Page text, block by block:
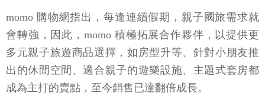
momo 購物網指出，每逢連續假期，親子國旅需求就
會轉強，因此，momo 積極拓展合作夥伴，以提供更
多元親子旅遊商品選擇，如房型升等、針對小朋友推
出的休閒空間、適合親子的遊樂設施、主題式套房都
成為主打的賣點，至今銷售已達翻倍成長。